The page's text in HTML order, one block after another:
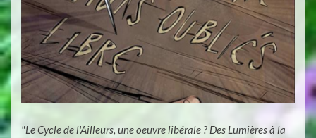
"Le Cycle de l'Ailleurs, une oeuvre libérale ? Des Lumières à la